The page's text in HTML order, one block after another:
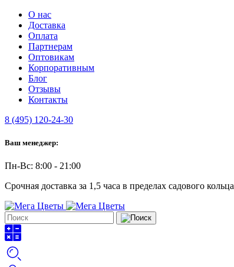
О нас
Доставка
Оплата
Партнерам
Оптовикам
Корпоративным
Блог
Отзывы
Контакты
8 (495) 120-24-30
Ваш менеджер:
Пн-Вс: 8:00 - 21:00
Срочная доставка за 1,5 часа в пределах садового кольца